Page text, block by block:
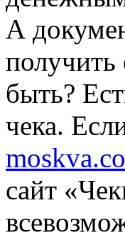
А
быть?
чека.
сайт